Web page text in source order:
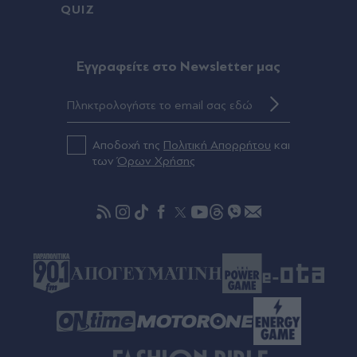
Ισχυρός σεισμός 5,8 Ρίχτερ στις Φιλιππίνες:
Πριν 58 λεπτά
Διακοπές ρεύματος σε Γλυφάδα, Καλλιθέα,
Αθήνα και άλλες περιοχές της Αττικής την
πριν μία ώρα
Ελλάδα την Παρασκευή 8 Αυγούστου - Δείτε τον
QUIZ
Eγγραφείτε στο Newsletter μας
Αποδοχή της Πολιτική Απορρήτου και
τωνΌρων Χρήσης